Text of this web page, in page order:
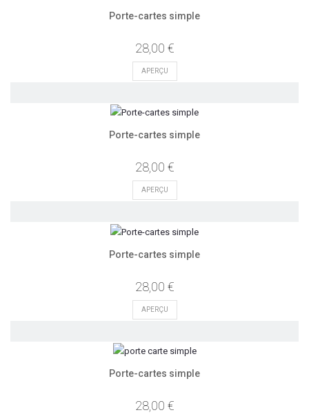
Porte-cartes simple
28,00 €
APERÇU
Porte-cartes simple
28,00 €
APERÇU
Porte-cartes simple
28,00 €
APERÇU
Porte-cartes simple
28,00 €